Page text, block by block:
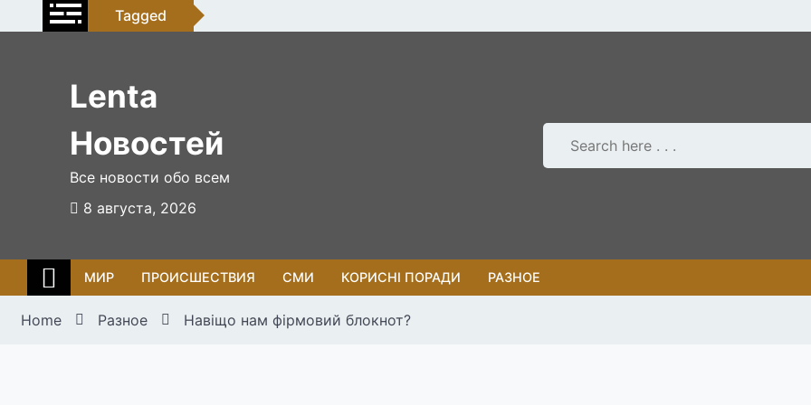
to
Tagged
Lenta
Новостей
Все новости обо всем
8 августа, 2026
МИР ПРОИСШЕСТВИЯ СМИ КОРИСНІ ПОРАДИ РАЗНОЕ
Home Разное Навіщо нам фірмовий блокнот?